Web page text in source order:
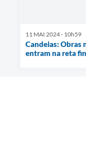
11 MAI 2024 - 10h59
Candeias: Obras
entram na reta